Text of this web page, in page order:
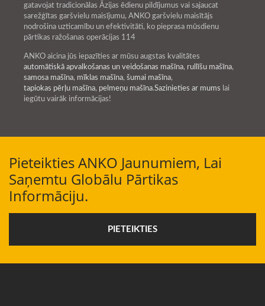
gatavojat tradicionālas Āzijas ēdienu pildījumus vai sajaucat
sarežģītas garšvielu maisījumu, ANKO garšvielu maisītājs
nodrošina uzticamību un efektivitāti, ko pieprasa mūsdienu
pārtikas ražošanas operācijas 114
ANKO aicina jūs iepazīties ar mūsu augstas kvalitātes
automātiskā apvalkošanas un veidošanas mašīna, rullīšu mašīna,
samosa mašīna, mīklas mašīna, šumai mašīna,
tapiokas pērļu mašīna, pelmeņu mašīna.Sazinieties ar mums lai
iegūtu vairāk informācijas!
Pieteikties ANKO Jaunumiem, Lai
Saņemtu Globālu Pārtikas
Informāciju.
PIETEIKTIES